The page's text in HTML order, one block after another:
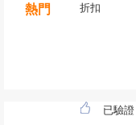
熱門
折扣
已驗證